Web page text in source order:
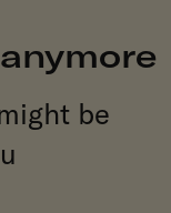
be